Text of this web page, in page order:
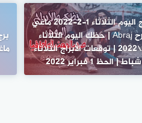
ابراج اليوم الثلاثاء 1-2-2022 ماغي
فرح Abraj | حظك اليوم الثلاثاء
1\2\2022 | توقعات الأبراج الثلاثاء
شباط | الحظ 1 فبراير 2022